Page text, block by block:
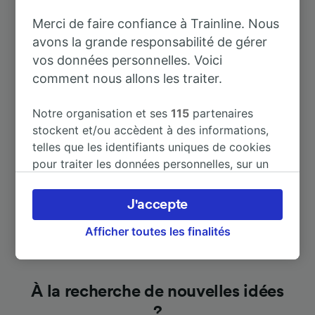
À Marchienne-au-Pont 19 m
À Charleroi-Ouest
À Bruxelles Midi 33 m
Afficher plus de destinations
À la recherche de nouvelles idées
Merci de faire confiance à Trainline. Nous
avons la grande responsabilité de gérer
vos données personnelles. Voici
comment nous allons les traiter.
Notre organisation et ses115 partenaires
stockent et/ou accèdent à des informations,
telles que les identifiants uniques de cookies
pour traiter les données personnelles, sur un
préférences, notamment en exerçant votre
droit d’opposition à l’intérêt légitime, en
cliquant ci-dessous ou à tout moment sur la
et n’affecteront pas les données de navigation.
Vos données ne seront pas utilisées à des fins
Afficher toutes les finalités
J'accepte